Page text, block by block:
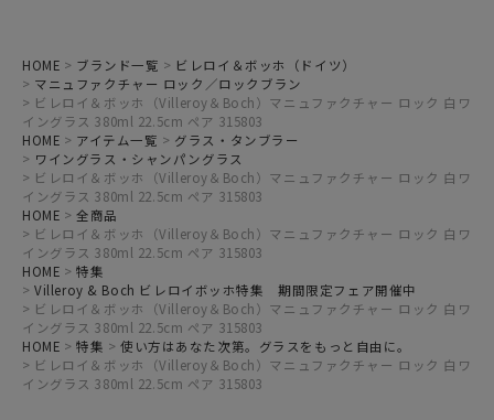
HOME ブランド一覧
ビレロイ＆ボッホ（ドイツ）
マニュファクチャー ロック／ロックブラン
ビレロイ＆ボッホ（Villeroy＆Boch）マニュファクチャー ロック 白ワ
イングラス 380ml 22.5cm ペア 315803
HOME
アイテム一覧
グラス・タンブラー
ワイングラス・シャンパングラス
ビレロイ＆ボッホ（Villeroy＆Boch）マニュファクチャー ロック 白ワ
イングラス 380ml 22.5cm ペア 315803
HOME
全商品
ビレロイ＆ボッホ（Villeroy＆Boch）マニュファクチャー ロック 白ワ
イングラス 380ml 22.5cm ペア 315803
HOME
特集
Villeroy & Boch ビレロイボッホ特集 期間限定フェア開催中
ビレロイ＆ボッホ（Villeroy＆Boch）マニュファクチャー ロック 白ワ
イングラス 380ml 22.5cm ペア 315803
HOME
特集
使い方はあなた次第。グラスをもっと自由に。
ビレロイ＆ボッホ（Villeroy＆Boch）マニュファクチャー ロック 白ワ
イングラス 380ml 22.5cm ペア 315803